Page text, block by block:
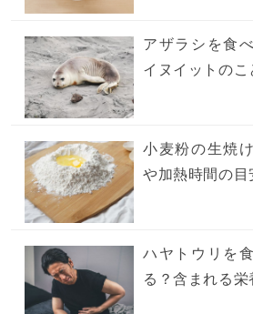
アザラシを食
イヌイットの
小麦粉の生焼
や加熱時間の目
ハヤトウリを
る？含まれる